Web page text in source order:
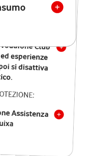
Club
esperienze
si disattiva
Assistenza